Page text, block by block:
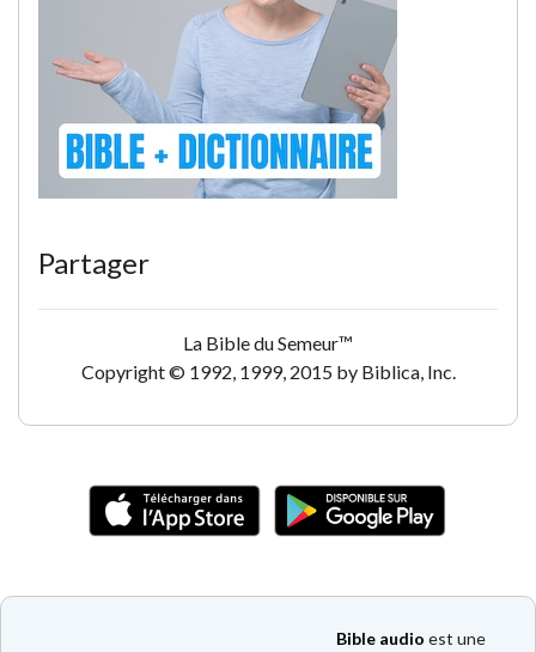
Partager
La Bible du Semeur™
Copyright © 1992, 1999, 2015 by Biblica, Inc.
Bible audio est une